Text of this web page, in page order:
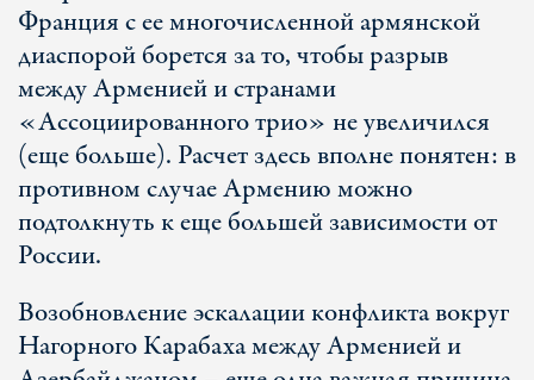
Франция с ее многочисленной армянской
диаспорой борется за то, чтобы разрыв
между Арменией и странами
«Ассоциированного трио» не увеличился
(еще больше). Расчет здесь вполне понятен: в
противном случае Армению можно
подтолкнуть к еще большей зависимости от
России.
Возобновление эскалации конфликта вокруг
Нагорного Карабаха между Арменией и